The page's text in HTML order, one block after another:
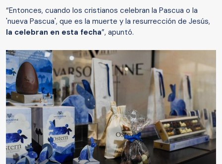
“Entonces, cuando los cristianos celebran la Pascua o la
'nueva Pascua', que es la muerte y la resurrección de Jesús,
la celebran en esta fecha”, apuntó.